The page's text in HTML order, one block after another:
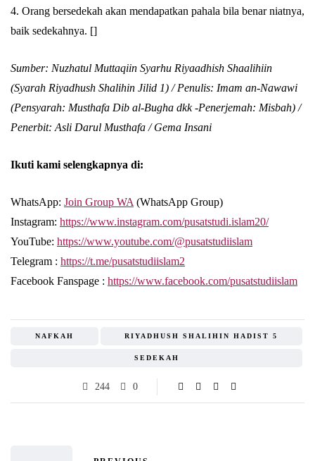
4. Orang bersedekah akan mendapatkan pahala bila benar niatnya,
baik sedekahnya. []
Sumber: Nuzhatul Muttaqiin Syarhu Riyaadhish Shaalihiin
(Syarah Riyadhush Shalihin Jilid 1) / Penulis: Imam an-Nawawi
(Pensyarah: Musthafa Dib al-Bugha dkk -Penerjemah: Misbah) /
Penerbit: Asli Darul Musthafa / Gema Insani
Ikuti kami selengkapnya di:
WhatsApp: Join Group WA (WhatsApp Group)
Instagram: https://www.instagram.com/pusatstudi.islam20/
YouTube: https://www.youtube.com/@pusatstudiislam
Telegram : https://t.me/pusatstudiislam2
Facebook Fanspage : https://www.facebook.com/pusatstudiislam
NAFKAH RIYADHUSH SHALIHIN HADIST 5
SEDEKAH
244 0